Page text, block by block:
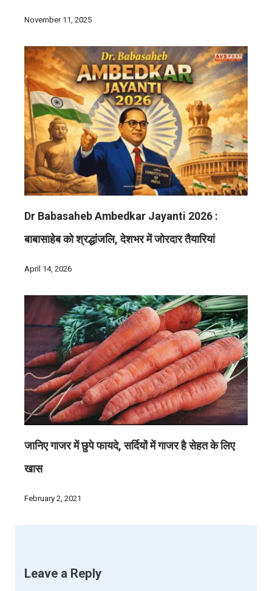
November 11, 2025
Dr Babasaheb Ambedkar Jayanti 2026 :
बाबासाहेब को श्रद्धांजलि, देशभर में जोरदार तैयारियां
April 14, 2026
जानिए गाजर में छुपे फायदे, सर्दियों में गाजर है सेहत के लिए
खास
February 2, 2021
Leave a Reply